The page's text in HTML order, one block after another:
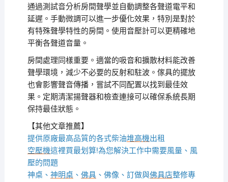
通過測試音分析房間聲學並自動調整各聲道電平和
延遲。手動微調可以進一步優化效果，特別是對於
有特殊聲學特性的房間。使用音壓計可以更精確地
平衡各聲道音量。
房間處理同樣重要。適當的吸音和擴散材料能改善
聲學環境，減少不必要的反射和駐波。傢具的擺放
也會影響聲音傳播，嘗試不同配置以找到最佳效
果。定期清潔揚聲器和檢查連接可以確保系統長期
保持最佳狀態。
【其他文章推薦】
提供原廠最高品質的各式柴油堆高機出租
空壓機這裡買最划算!為您解決工作中需要風量、風
壓的問題
神桌、 神明桌、 佛具、佛像、訂做與佛具店整修專